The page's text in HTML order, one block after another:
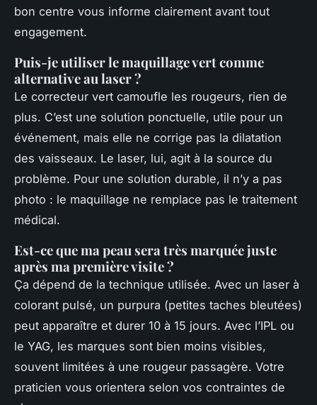
bon centre vous informe clairement avant tout
engagement.
Puis-je utiliser le maquillage vert comme
alternative au laser ?
Le correcteur vert camoufle les rougeurs, rien de
plus. C’est une solution ponctuelle, utile pour un
événement, mais elle ne corrige pas la dilatation
des vaisseaux. Le laser, lui, agit à la source du
problème. Pour une solution durable, il n’y a pas
photo : le maquillage ne remplace pas le traitement
médical.
Est-ce que ma peau sera très marquée juste
après ma première visite ?
Ça dépend de la technique utilisée. Avec un laser à
colorant pulsé, un purpura (petites taches bleutées)
peut apparaître et durer 10 à 15 jours. Avec l’IPL ou
le YAG, les marques sont bien moins visibles,
souvent limitées à une rougeur passagère. Votre
praticien vous orientera selon vos contraintes de